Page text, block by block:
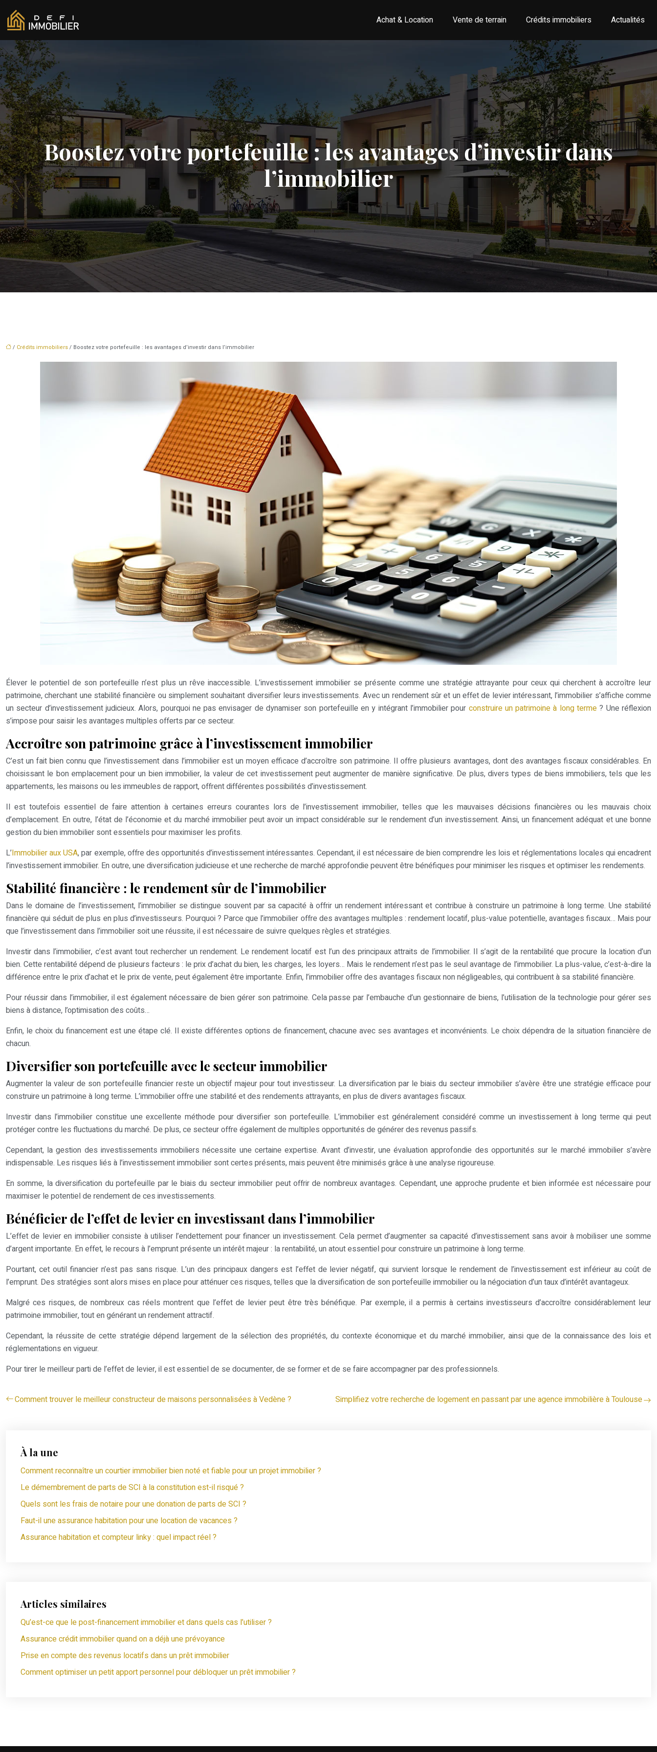
Achat & Location Vente de terrain Crédits immobiliers Actualités
Boostez votre portefeuille : les avantages d’investir dans
l’immobilier
/ Crédits immobiliers/ Boostez votre portefeuille : les avantages d’investir dans l’immobilier
Élever le potentiel de son portefeuille n’est plus un rêve inaccessible. L’investissement immobilier se présente comme une stratégie attrayante pour ceux qui cherchent à accroître leur
patrimoine, cherchant une stabilité financière ou simplement souhaitant diversifier leurs investissements. Avec un rendement sûr et un effet de levier intéressant, l’immobilier s’affiche comme
un secteur d’investissement judicieux. Alors, pourquoi ne pas envisager de dynamiser son portefeuille en y intégrant l’immobilier pour construire un patrimoine à long terme ? Une réflexion
s’impose pour saisir les avantages multiples offerts par ce secteur.
Accroître son patrimoine grâce à l’investissement immobilier
C’est un fait bien connu que l’investissement dans l’immobilier est un moyen efficace d’accroître son patrimoine. Il offre plusieurs avantages, dont des avantages fiscaux considérables. En
choisissant le bon emplacement pour un bien immobilier, la valeur de cet investissement peut augmenter de manière significative. De plus, divers types de biens immobiliers, tels que les
appartements, les maisons ou les immeubles de rapport, offrent différentes possibilités d’investissement.
Il est toutefois essentiel de faire attention à certaines erreurs courantes lors de l’investissement immobilier, telles que les mauvaises décisions financières ou les mauvais choix
d’emplacement. En outre, l’état de l’économie et du marché immobilier peut avoir un impact considérable sur le rendement d’un investissement. Ainsi, un financement adéquat et une bonne
gestion du bien immobilier sont essentiels pour maximiser les profits.
L’Immobilier aux USA, par exemple, offre des opportunités d’investissement intéressantes. Cependant, il est nécessaire de bien comprendre les lois et réglementations locales qui encadrent
l’investissement immobilier. En outre, une diversification judicieuse et une recherche de marché approfondie peuvent être bénéfiques pour minimiser les risques et optimiser les rendements.
Stabilité financière : le rendement sûr de l’immobilier
Dans le domaine de l’investissement, l’immobilier se distingue souvent par sa capacité à offrir un rendement intéressant et contribue à construire un patrimoine à long terme. Une stabilité
financière qui séduit de plus en plus d’investisseurs. Pourquoi ? Parce que l’immobilier offre des avantages multiples : rendement locatif, plus-value potentielle, avantages fiscaux… Mais pour
que l’investissement dans l’immobilier soit une réussite, il est nécessaire de suivre quelques règles et stratégies.
Investir dans l’immobilier, c’est avant tout rechercher un rendement. Le rendement locatif est l’un des principaux attraits de l’immobilier. Il s’agit de la rentabilité que procure la location d’un
bien. Cette rentabilité dépend de plusieurs facteurs : le prix d’achat du bien, les charges, les loyers… Mais le rendement n’est pas le seul avantage de l’immobilier. La plus-value, c’est-à-dire la
différence entre le prix d’achat et le prix de vente, peut également être importante. Enfin, l’immobilier offre des avantages fiscaux non négligeables, qui contribuent à sa stabilité financière.
Pour réussir dans l’immobilier, il est également nécessaire de bien gérer son patrimoine. Cela passe par l’embauche d’un gestionnaire de biens, l’utilisation de la technologie pour gérer ses
biens à distance, l’optimisation des coûts…
Enfin, le choix du financement est une étape clé. Il existe différentes options de financement, chacune avec ses avantages et inconvénients. Le choix dépendra de la situation financière de
chacun.
Diversifier son portefeuille avec le secteur immobilier
Augmenter la valeur de son portefeuille financier reste un objectif majeur pour tout investisseur. La diversification par le biais du secteur immobilier s’avère être une stratégie efficace pour
construire un patrimoine à long terme. L’immobilier offre une stabilité et des rendements attrayants, en plus de divers avantages fiscaux.
Investir dans l’immobilier constitue une excellente méthode pour diversifier son portefeuille. L’immobilier est généralement considéré comme un investissement à long terme qui peut
protéger contre les fluctuations du marché. De plus, ce secteur offre également de multiples opportunités de générer des revenus passifs.
Cependant, la gestion des investissements immobiliers nécessite une certaine expertise. Avant d’investir, une évaluation approfondie des opportunités sur le marché immobilier s’avère
indispensable. Les risques liés à l’investissement immobilier sont certes présents, mais peuvent être minimisés grâce à une analyse rigoureuse.
En somme, la diversification du portefeuille par le biais du secteur immobilier peut offrir de nombreux avantages. Cependant, une approche prudente et bien informée est nécessaire pour
maximiser le potentiel de rendement de ces investissements.
Bénéficier de l’effet de levier en investissant dans l’immobilier
L’effet de levier en immobilier consiste à utiliser l’endettement pour financer un investissement. Cela permet d’augmenter sa capacité d’investissement sans avoir à mobiliser une somme
d’argent importante. En effet, le recours à l’emprunt présente un intérêt majeur : la rentabilité, un atout essentiel pour construire un patrimoine à long terme.
Pourtant, cet outil financier n’est pas sans risque. L’un des principaux dangers est l’effet de levier négatif, qui survient lorsque le rendement de l’investissement est inférieur au coût de
l’emprunt. Des stratégies sont alors mises en place pour atténuer ces risques, telles que la diversification de son portefeuille immobilier ou la négociation d’un taux d’intérêt avantageux.
Malgré ces risques, de nombreux cas réels montrent que l’effet de levier peut être très bénéfique. Par exemple, il a permis à certains investisseurs d’accroître considérablement leur
patrimoine immobilier, tout en générant un rendement attractif.
Cependant, la réussite de cette stratégie dépend largement de la sélection des propriétés, du contexte économique et du marché immobilier, ainsi que de la connaissance des lois et
réglementations en vigueur.
Pour tirer le meilleur parti de l’effet de levier, il est essentiel de se documenter, de se former et de se faire accompagner par des professionnels.
Comment trouver le meilleur constructeur de maisons personnalisées à Vedène ? Simplifiez votre recherche de logement en passant par une agence immobilière à Toulouse
À la une
Comment reconnaître un courtier immobilier bien noté et fiable pour un projet immobilier ?
Le démembrement de parts de SCI à la constitution est-il risqué ?
Quels sont les frais de notaire pour une donation de parts de SCI ?
Faut-il une assurance habitation pour une location de vacances ?
Assurance habitation et compteur linky : quel impact réel ?
Articles similaires
Qu’est-ce que le post-financement immobilier et dans quels cas l’utiliser ?
Assurance crédit immobilier quand on a déjà une prévoyance
Prise en compte des revenus locatifs dans un prêt immobilier
Comment optimiser un petit apport personnel pour débloquer un prêt immobilier ?